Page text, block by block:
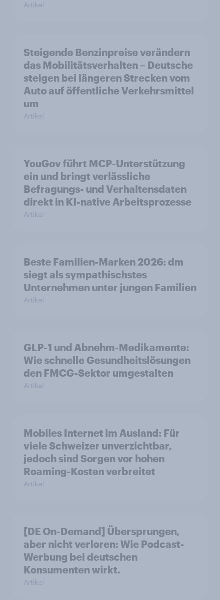
Artikel
Steigende Benzinpreise verändern
das Mobilitätsverhalten – Deutsche
steigen bei längeren Strecken vom
Auto auf öffentliche Verkehrsmittel
um
Artikel
YouGov führt MCP-Unterstützung
ein und bringt verlässliche
Befragungs- und Verhaltensdaten
direkt in KI-native Arbeitsprozesse
Artikel
Beste Familien-Marken 2026: dm
siegt als sympathischstes
Unternehmen unter jungen Familien
Artikel
GLP-1 und Abnehm-Medikamente:
Wie schnelle Gesundheitslösungen
den FMCG-Sektor umgestalten
Artikel
Mobiles Internet im Ausland: Für
viele Schweizer unverzichtbar,
jedoch sind Sorgen vor hohen
Roaming-Kosten verbreitet
Artikel
[DE On-Demand] Übersprungen,
aber nicht verloren: Wie Podcast-
Werbung bei deutschen
Konsumenten wirkt.
Artikel